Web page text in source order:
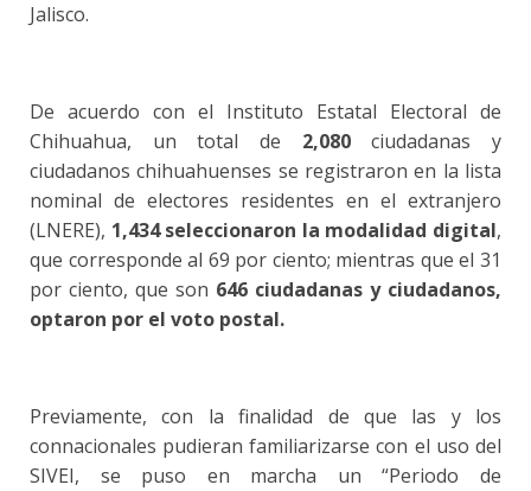
Jalisco.
De acuerdo con el Instituto Estatal Electoral de
Chihuahua, un total de 2,080ciudadanas y
ciudadanos chihuahuenses se registraron en la lista
nominal de electores residentes en el extranjero
(LNERE), 1,434 seleccionaron la modalidad digital,
que corresponde al 69 por ciento; mientras que el 31
por ciento, que son 646 ciudadanas y ciudadanos,
optaron por el voto postal.
Previamente, con la finalidad de que las y los
connacionales pudieran familiarizarse con el uso del
SIVEI, se puso en marcha un “Periodo de